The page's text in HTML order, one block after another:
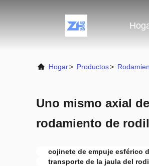
Hogar> Productos>
Uno mismo axial
rodamiento de
cojinete de empuje esférico
transporte de la jaula del